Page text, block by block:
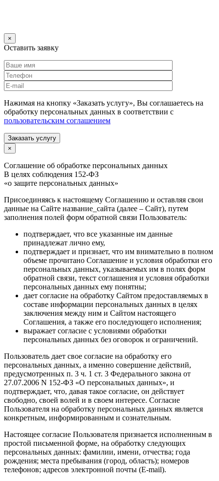
×
Оставить заявку
Нажимая на кнопку «Заказать услугу», Вы соглашаетесь на
обработку персональных данных в соответствии с
пользовательским соглашением
Заказать услугу
×
Соглашение об обработке персональных данных
В целях соблюдения 152-ФЗ
«о защите персональных данных»
Присоединяясь к настоящему Соглашению и оставляя свои
данные на Сайте название_сайта (далее – Сайт), путем
заполнения полей форм обратной связи Пользователь:
подтверждает, что все указанные им данные
принадлежат лично ему,
подтверждает и признает, что им внимательно в полном
объеме прочитано Соглашение и условия обработки его
персональных данных, указываемых им в полях форм
обратной связи, текст соглашения и условия обработки
персональных данных ему понятны;
дает согласие на обработку Сайтом предоставляемых в
составе информации персональных данных в целях
заключения между ним и Сайтом настоящего
Соглашения, а также его последующего исполнения;
выражает согласие с условиями обработки
персональных данных без оговорок и ограничений.
Пользователь дает свое согласие на обработку его
персональных данных, а именно совершение действий,
предусмотренных п. 3 ч. 1 ст. 3 Федерального закона от
27.07.2006 N 152-ФЗ «О персональных данных», и
подтверждает, что, давая такое согласие, он действует
свободно, своей волей и в своем интересе. Согласие
Пользователя на обработку персональных данных является
конкретным, информированным и сознательным.
Настоящее согласие Пользователя признается исполненным в
простой письменной форме, на обработку следующих
персональных данных: фамилии, имени, отчества; года
рождения; места пребывания (город, область); номеров
телефонов; адресов электронной почты (E-mail).